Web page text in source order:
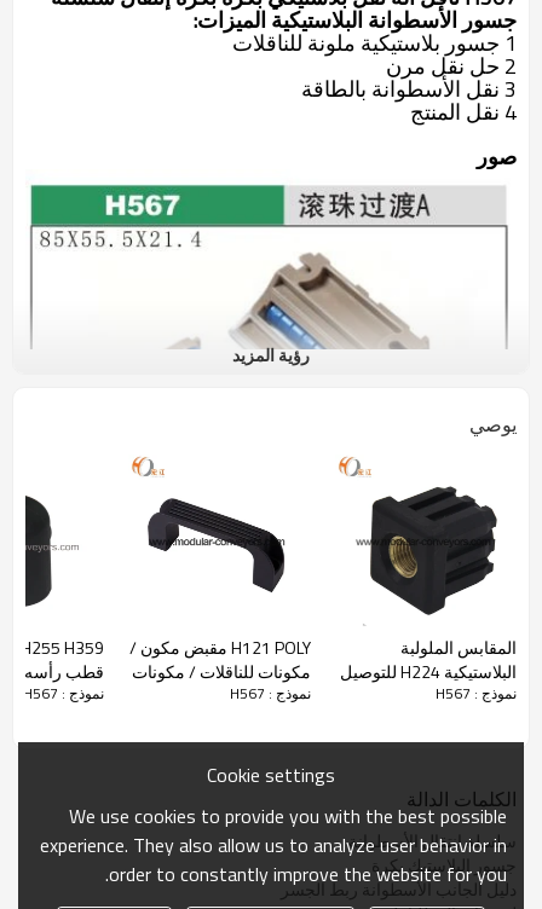
جسور الأسطوانة البلاستيكية الميزات:
1 جسور بلاستيكية ملونة للناقلات
2 حل نقل مرن
3 نقل الأسطوانة بالطاقة
4 نقل المنتج
صور
رؤية المزيد
يوصي
المقابس الملولبة
البلاستيكية H224 للتوصيل
، مقابس التوسع لأنابيب
نموذج : H567
H121 POLY مقبض مكون /
مكونات للناقلات / مكونات
الصناعة
نموذج : H567
قطب رأسه
الناقل مكونات
نموذج : H567
الكلمات الدالة
سلسلة انتقال الأسطوانة
جسور البلاستيك بكرة
دليل الجانب الأسطوانة ربط الجسر
Cookie settings
We use cookies to provide you with the best possible
experience. They also allow us to analyze user behavior in
order to constantly improve the website for you.